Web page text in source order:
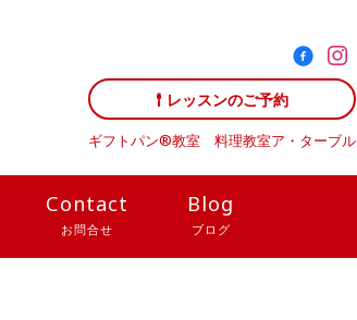
レッスンのご予約
ギフトパン®教室 料理教室ア・ターブル
Contact
お問合せ
Blog
ブログ